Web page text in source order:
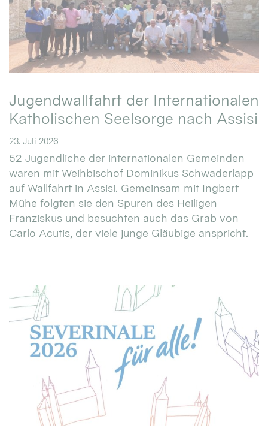
Jugendwallfahrt der Internationalen
Katholischen Seelsorge nach Assisi
23. Juli 2026
52 Jugendliche der internationalen Gemeinden
waren mit Weihbischof Dominikus Schwaderlapp
auf Wallfahrt in Assisi. Gemeinsam mit Ingbert
Mühe folgten sie den Spuren des Heiligen
Franziskus und besuchten auch das Grab von
Carlo Acutis, der viele junge Gläubige anspricht.